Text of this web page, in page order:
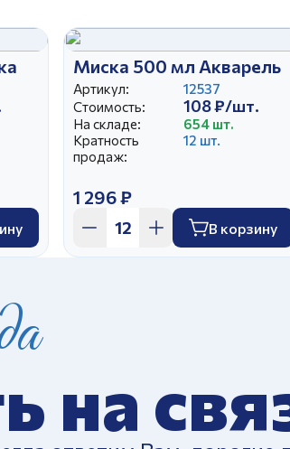
Миска 500 мл Акварель
Артикул:
12537
Стоимость:
108 ₽/шт.
На складе:
654 шт.
Кратность
продаж:
12 шт.
1 296 ₽
В корзину
на